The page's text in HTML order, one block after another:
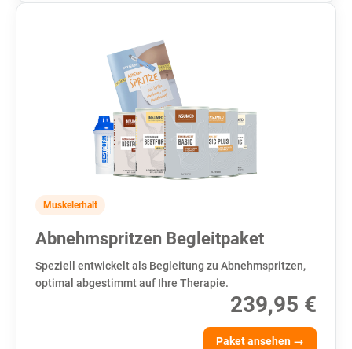
Muskelerhalt
Abnehmspritzen Begleitpaket
Speziell entwickelt als Begleitung zu Abnehmspritzen,
optimal abgestimmt auf Ihre Therapie.
239,95 €
Paket ansehen →